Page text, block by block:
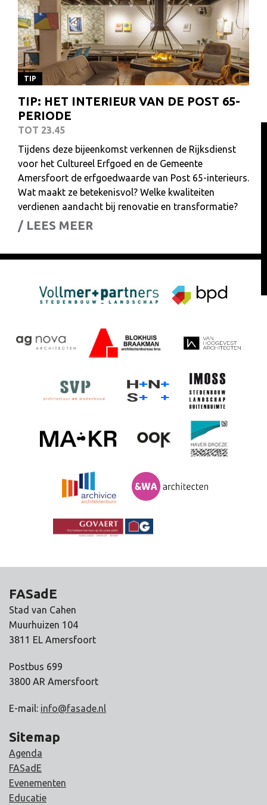
TIP
TIP: HET INTERIEUR VAN DE POST 65-
PERIODE
TOT 23.45
Tijdens deze bijeenkomst verkennen de Rijksdienst
voor het Cultureel Erfgoed en de Gemeente
Amersfoort de erfgoedwaarde van Post 65-interieurs.
Wat maakt ze betekenisvol? Welke kwaliteiten
verdienen aandacht bij renovatie en transformatie?
/ LEES MEER
FASadE
Stad van Cahen
Muurhuizen 104
3811 EL Amersfoort
Postbus 699
3800 AR Amersfoort
E-mail: info@fasade.nl
Sitemap
Agenda
FASadE
Evenementen
Educatie